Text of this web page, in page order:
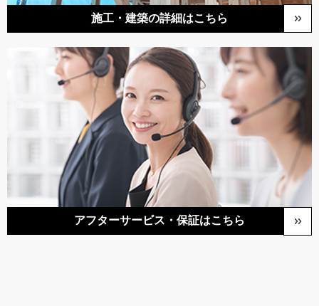
施⼯・建築の詳細はこちら
アフターサービス・保証はこちら